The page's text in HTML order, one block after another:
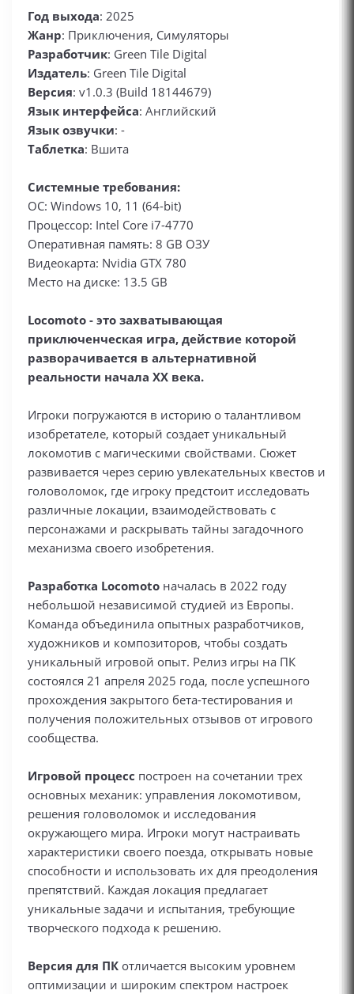
Год выхода: 2025
Жанр: Приключения, Симуляторы
Разработчик: Green Tile Digital
Издатель: Green Tile Digital
Версия: v1.0.3 (Build 18144679)
Язык интерфейса: Английский
Язык озвучки: -
Таблетка: Вшита
Системные требования:
ОС: Windows 10, 11 (64-bit)
Процессор: Intel Core i7-4770
Оперативная память: 8 GB ОЗУ
Видеокарта: Nvidia GTX 780
Место на диске: 13.5 GB
Locomoto - это захватывающая
приключенческая игра, действие которой
разворачивается в альтернативной
реальности начала XX века.
Игроки погружаются в историю о талантливом
изобретателе, который создает уникальный
локомотив с магическими свойствами. Сюжет
развивается через серию увлекательных квестов и
головоломок, где игроку предстоит исследовать
различные локации, взаимодействовать с
персонажами и раскрывать тайны загадочного
механизма своего изобретения.
Разработка Locomoto началась в 2022 году
небольшой независимой студией из Европы.
Команда объединила опытных разработчиков,
художников и композиторов, чтобы создать
уникальный игровой опыт. Релиз игры на ПК
состоялся 21 апреля 2025 года, после успешного
прохождения закрытого бета-тестирования и
получения положительных отзывов от игрового
сообщества.
Игровой процесс построен на сочетании трех
основных механик: управления локомотивом,
решения головоломок и исследования
окружающего мира. Игроки могут настраивать
характеристики своего поезда, открывать новые
способности и использовать их для преодоления
препятствий. Каждая локация предлагает
уникальные задачи и испытания, требующие
творческого подхода к решению.
Версия для ПК отличается высоким уровнем
оптимизации и широким спектром настроек